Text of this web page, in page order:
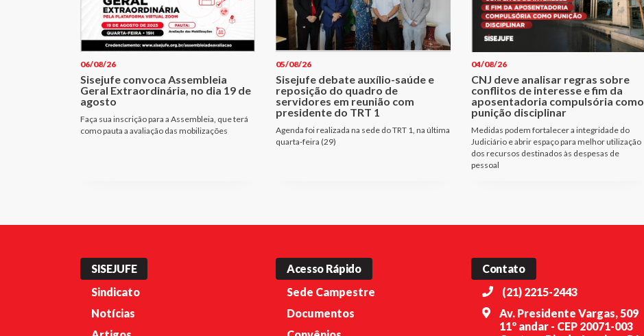
06/08/26
Sisejufe convoca Assembleia
Geral Extraordinária, no dia 19 de
agosto
Faça sua inscrição para a Assembleia, que terá
como pauta a avaliação das mobilizações
05/08/26
Sisejufe debate auxílio-saúde e
reposição do quadro de
servidores em reunião com
presidente do TRT 1
Agenda foi realizada na sede do TRT 1, na última
quarta-feira (29)
04/08/26
CNJ deve analisar regras sobre
conflitos de interesse e fim da
aposentadoria compulsória como
punição disciplinar
Medidas podem fortalecer a integridade do
Judiciário e abrir espaço para melhor utilização
dos recursos destinados às despesas de
pessoal
SISEJUFE
Sindicato
Notícias
Acesso Rápido
Sede Campestre
Documentos
Contato
(21) 2215-2443
Av. Presidente Vargas, 509
11º andar - CEP 20071-003